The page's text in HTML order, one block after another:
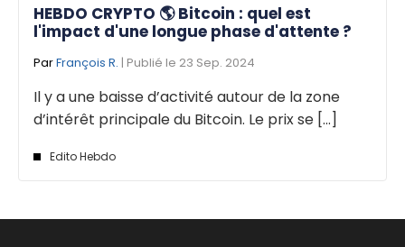
HEBDO CRYPTO 🌎 Bitcoin : quel est
l'impact d'une longue phase d'attente ?
ParFrançois R. | Publié le 23 Sep. 2024
Il y a une baisse d’activité autour de la zone
d’intérêt principale du Bitcoin. Le prix se [...]
Edito Hebdo